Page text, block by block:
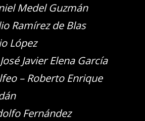
Medel Guzmán
Ramírez de Blas
López
Javier Elena García
– Roberto Enrique
Fernández